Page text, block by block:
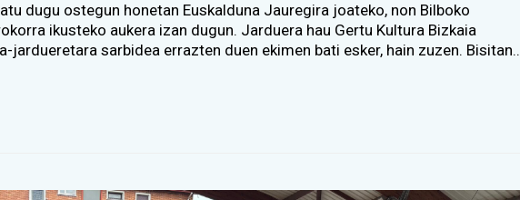
dugu ostegun honetan Euskalduna Jauregira joateko, non Bilboko
ikusteko aukera izan dugun. Jarduera hau Gertu Kultura Bizkaia
jardueretara sarbidea errazten duen ekimen bati esker, hain zuzen.